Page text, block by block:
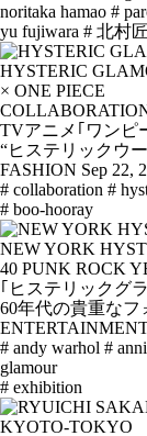
noritaka hamao #
yu fujiwara # 北村
HYSTERIC
× ONE PIECE
TVアニメ｢ワンピ
“ヒステリックウ
FASHION Sep 22,
# collaboration #
# boo-hooray
NEW YORK
40 PUNK ROCK
｢ヒステリックグ
60年代の貴重な
# andy warhol #
glamour
# exhibition